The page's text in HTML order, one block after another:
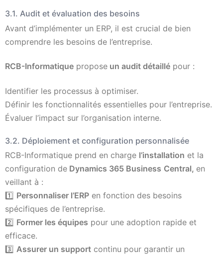
3.1. Audit et évaluation des besoins
Avant d’implémenter un ERP, il est crucial de bien
comprendre les besoins de l’entreprise.
RCB-Informatique propose un audit détaillé pour :
Identifier les processus à optimiser.
Définir les fonctionnalités essentielles pour l’entreprise.
Évaluer l’impact sur l’organisation interne.
3.2. Déploiement et configuration personnalisée
RCB-Informatique prend en charge l’installation et la
configuration de Dynamics 365 Business Central, en
veillant à :
1️⃣ Personnaliser l’ERP en fonction des besoins
spécifiques de l’entreprise.
2️⃣ Former les équipes pour une adoption rapide et
efficace.
3️⃣ Assurer un support continu pour garantir un